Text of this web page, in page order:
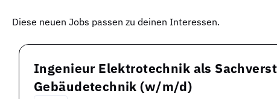
Diese neuen Jobs passen zu deinen Interessen.
Ingenieur Elektrotechnik als
Gebäudetechnik (w/m/d)